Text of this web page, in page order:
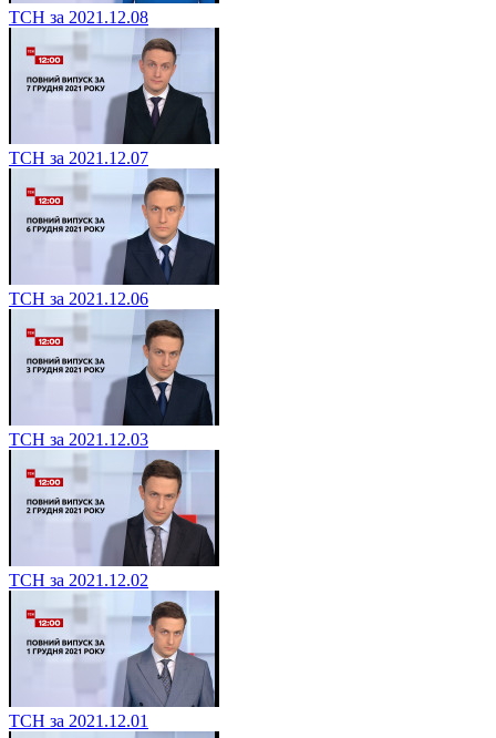
ТСН за 2021.12.08
ТСН за 2021.12.07
ТСН за 2021.12.06
ТСН за 2021.12.03
ТСН за 2021.12.02
ТСН за 2021.12.01